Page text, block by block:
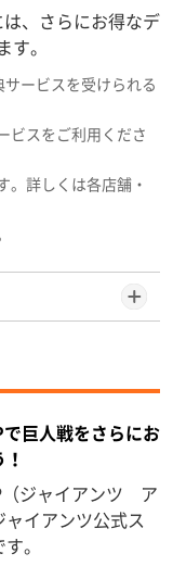
、さらにお得なデ
。
ービスを受けられる
ビスをご利用くださ
。詳しくは各店舗・
巨人戦をさらにお
（ジャイアンツ ア
ャイアンツ公式ス
。